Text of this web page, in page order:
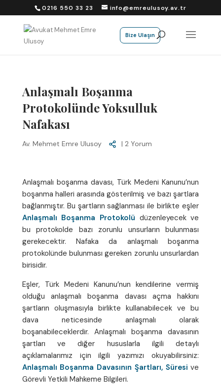
0216 550 33 23 info@emreulusoy.av.tr
Bize Ulaşın
Anlaşmalı Boşanma
Protokolünde Yoksulluk
Nafakası
Av. Mehmet Emre Ulusoy | 2 Yorum
Anlaşmalı boşanma davası, Türk Medeni Kanunu’nun
boşanma halleri arasında gösterilmiş ve bazı şartlara
bağlanmıştır. Bu şartların sağlanması ile birlikte eşler
Anlaşmalı Boşanma Protokolü düzenleyecek ve
bu protokolde bazı zorunlu unsurların bulunması
gerekecektir. Nafaka da anlaşmalı boşanma
protokolünde bulunması gereken zorunlu unsurlardan
birisidir.
Eşler, Türk Medeni Kanunu’nun kendilerine vermiş
olduğu anlaşmalı boşanma davası açma hakkını
şartların oluşmasıyla birlikte kullanabilecek ve bu
dava neticesinde anlaşmalı olarak
boşanabileceklerdir. Anlaşmalı boşanma davasının
şartları ve diğer hususlarla ilgili detaylı
açıklamalarımız için ilgili yazımızı okuyabilirsiniz:
Anlaşmalı Boşanma Davasının Şartları, Süresi ve
Görevli Yetkili Mahkeme Bilgileri.